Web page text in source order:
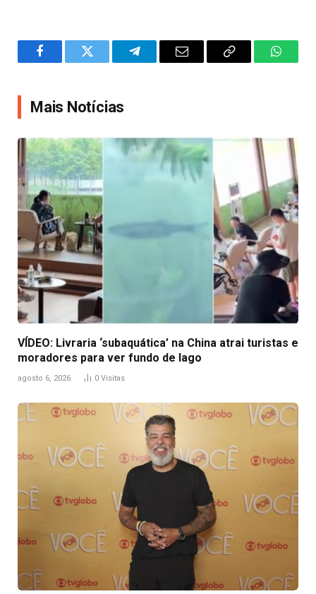
FacebookTwitter TelegramEmail
Copy
Mais Notícias
VÍDEO: Livraria ‘subaquática’ na China atrai turistas e
moradores para ver fundo de lago
agosto 6, 2026 0 Visitas